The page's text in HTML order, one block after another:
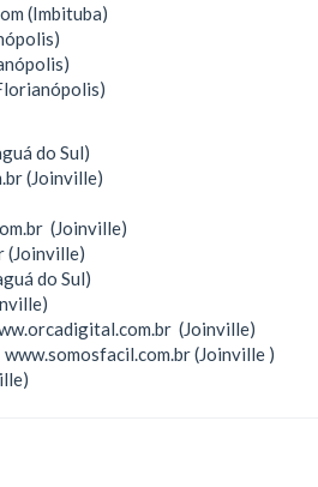
(Imbituba)
do Sul)
(Joinville)
(Joinville)
(Joinville)
do Sul)
(Joinville)
(Joinville )